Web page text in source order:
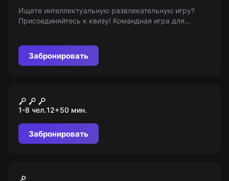
Ищете интеллектуальную развлекательную игру?
Присоединяйтесь к квизу! Командная игра для
Забронировать
Arizona Sunshine
1-8 чел.12+50 мин.
Забронировать